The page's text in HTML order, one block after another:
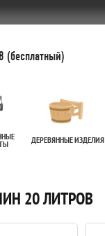
(бесплатный)
ДЕРЕВЯННЫЕ ИЗДЕЛИЯ
20 ЛИТРОВ